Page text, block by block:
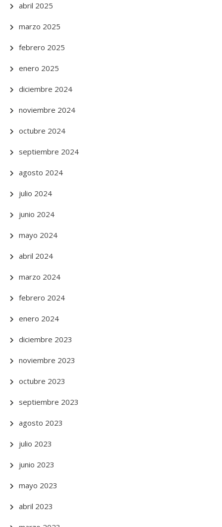
abril 2025
marzo 2025
febrero 2025
enero 2025
diciembre 2024
noviembre 2024
octubre 2024
septiembre 2024
agosto 2024
julio 2024
junio 2024
mayo 2024
abril 2024
marzo 2024
febrero 2024
enero 2024
diciembre 2023
noviembre 2023
octubre 2023
septiembre 2023
agosto 2023
julio 2023
junio 2023
mayo 2023
abril 2023